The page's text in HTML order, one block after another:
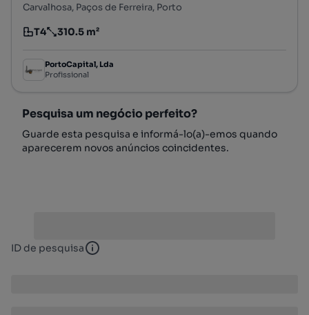
Carvalhosa, Paços de Ferreira, Porto
Tipologia
T4
Preço por metro quadrado
310.5 m²
PortoCapital, Lda
Profissional
Pesquisa um negócio perfeito?
Guarde esta pesquisa e informá-lo(a)-emos quando
aparecerem novos anúncios coincidentes.
ID de pesquisa ID de pesquisa